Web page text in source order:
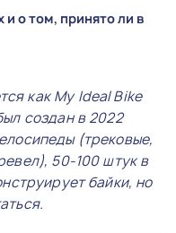
и о том, принято ли в
как My Ideal Bike
создан в 2022
(трековые,
50-100 штук в
байки, но